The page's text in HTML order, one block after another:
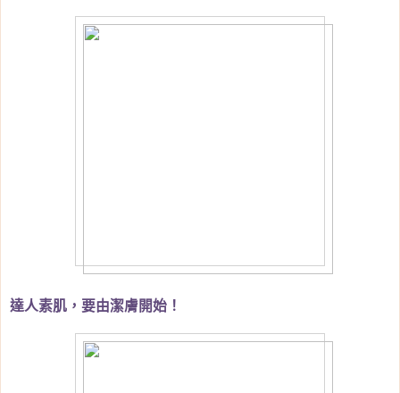
達人素肌，要由潔膚開始！